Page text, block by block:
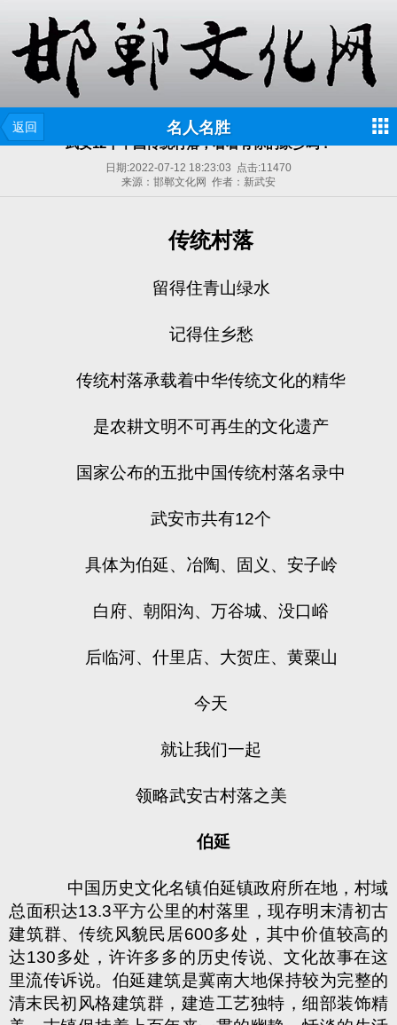
返回 名人名胜
武安12个中国传统村落，看看有你的家乡吗？
日期:2022-07-12 18:23:03 点击:11470
来源：邯郸文化网 作者：新武安
传统村落
留得住青山绿水
记得住乡愁
传统村落承载着中华传统文化的精华
是农耕文明不可再生的文化遗产
国家公布的五批中国传统村落名录中
武安市共有12个
具体为伯延、冶陶、固义、安子岭
白府、朝阳沟、万谷城、没口峪
后临河、什里店、大贺庄、黄粟山
今天
就让我们一起
领略武安古村落之美
伯延
中国历史文化名镇伯延镇政府所在地，村域
总面积达13.3平方公里的村落里，现存明末清初古
建筑群、传统风貌民居600多处，其中价值较高的
达130多处，许许多多的历史传说、文化故事在这
里流传诉说。伯延建筑是冀南大地保持较为完整的
清末民初风格建筑群，建造工艺独特，细部装饰精